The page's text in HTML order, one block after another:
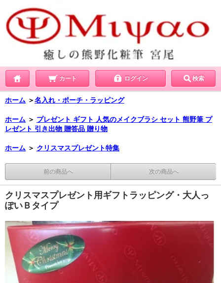
カート ログイン 検索
ホーム ＞名入れ・ポーチ・ラッピング
ホーム ＞ プレゼント ギフト 人気のメイクブラシ セット 熊野筆 プ
レゼント 引き出物 贈答品 贈り物
ホーム ＞ クリスマスプレゼント特集
前の商品へ 次の商品へ
クリスマスプレゼント用ギフトラッピング・大人っ
ぽいＢタイプ